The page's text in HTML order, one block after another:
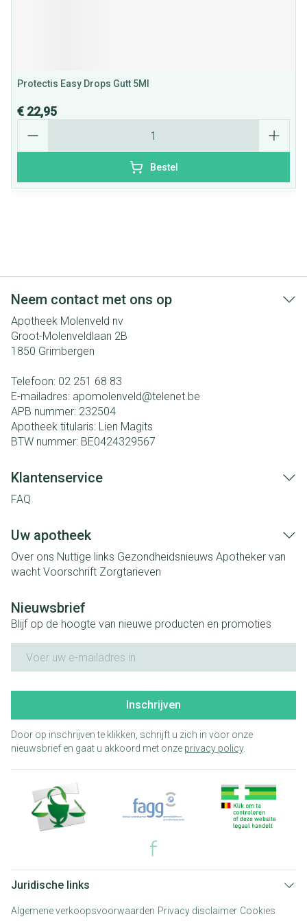
Protectis Easy Drops Gutt 5Ml
€ 22,95
Bestel
Neem contact met ons op
Apotheek Molenveld nv
Groot-Molenveldlaan 2B
1850 Grimbergen
Telefoon: 02 251 68 83
E-mailadres: apomolenveld@telenet.be
APB nummer: 232504
Apotheek titularis: Lien Magits
BTW nummer: BE0424329567
Klantenservice
FAQ
Uw apotheek
Over ons Nuttige links Gezondheidsnieuws Apotheker van
wacht Voorschrift Zorgtarieven
Nieuwsbrief
Blijf op de hoogte van nieuwe producten en promoties
Inschrijven
Door op inschrijven te klikken, schrijft u zich in voor onze
nieuwsbrief en gaat u akkoord met onze privacy policy.
Juridische links
Algemene verkoopsvoorwaarden Privacy disclaimer Cookies